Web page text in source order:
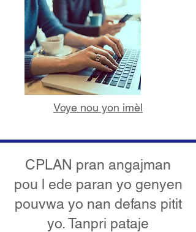
Voye nou yon imèl
CPLAN pran angajman
pou l ede paran yo genyen
pouvwa yo nan defans pitit
yo. Tanpri pataje